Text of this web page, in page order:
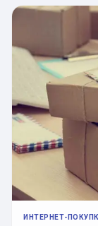
ИНТЕРНЕТ-